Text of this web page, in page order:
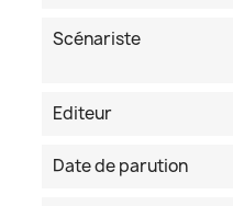
Scénariste
Editeur
Date de parution